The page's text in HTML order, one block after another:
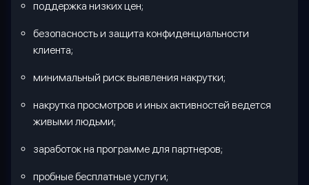
поддержка низких цен;
безопасность и защита конфиденциальности
клиента;
минимальный риск выявления накрутки;
накрутка просмотров и иных активностей ведется
живыми людьми;
заработок на программе для партнеров;
пробные бесплатные услуги;